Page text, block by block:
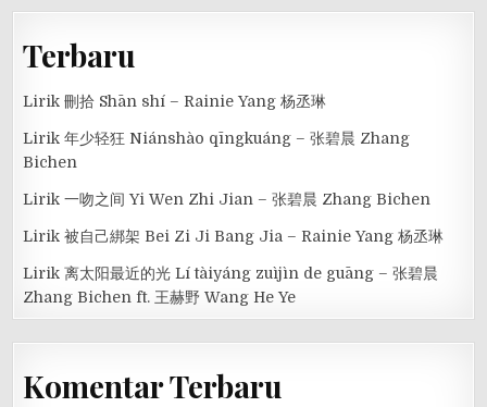
Terbaru
Lirik 刪拾 Shān shí – Rainie Yang 杨丞琳
Lirik 年少轻狂 Niánshào qīngkuáng – 张碧晨 Zhang
Bichen
Lirik 一吻之间 Yi Wen Zhi Jian – 张碧晨 Zhang Bichen
Lirik 被自己綁架 Bei Zi Ji Bang Jia – Rainie Yang 杨丞琳
Lirik 离太阳最近的光 Lí tàiyáng zuìjìn de guāng – 张碧晨
Zhang Bichen ft. 王赫野 Wang He Ye
Komentar Terbaru